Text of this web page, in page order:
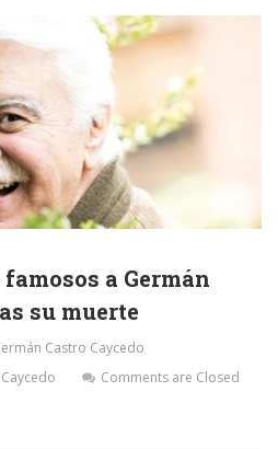
a Germán
su muerte
Castro Caycedo
Comments are Closed